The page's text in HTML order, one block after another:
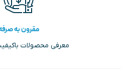
مقرون به
معرفی محصولات